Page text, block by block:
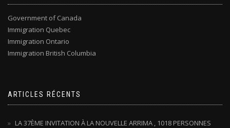
Government of Canada
Immigration Quebec
Immigration Ontario
Immigration British Columbia
ARTICLES RÉCENTS
LA 37ÈME INVITATION À LA NOUVELLE ARRIMA , 1018 PERSONNES